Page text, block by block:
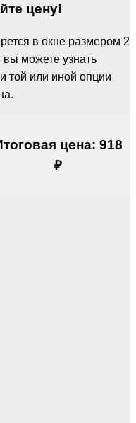
цену!
в окне размером 2
вы можете узнать
той или иной опции
цена: 918
₽